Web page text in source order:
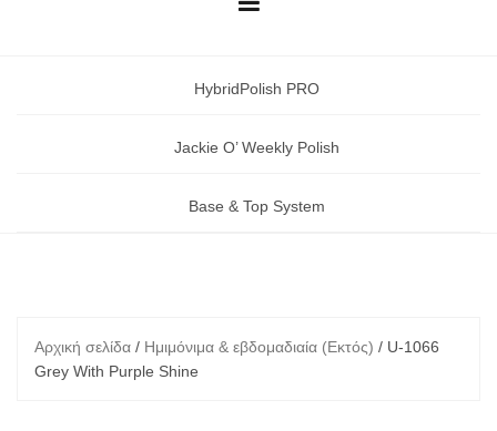
HybridPolish PRO
Jackie O’ Weekly Polish
Base & Top System
Αρχική σελίδα / Ημιμόνιμα & εβδομαδιαία (Εκτός) / U-1066
Grey With Purple Shine